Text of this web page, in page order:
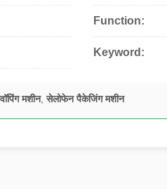
Function:
Keyword:
मशीन,सेलोफेन पैकेजिंग मशीन